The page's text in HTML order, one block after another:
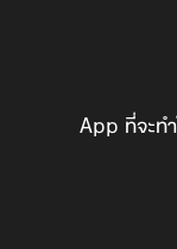
App ที่จะท